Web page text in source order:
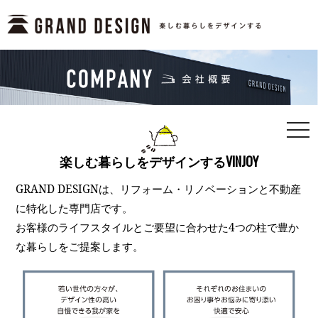
楽しむ暮らしをデザインするVINJOY
GRAND DESIGNは、リフォーム・リノベーションと不動産
に特化した専門店です。
お客様のライフスタイルとご要望に合わせた4つの柱で豊か
な暮らしをご提案します。